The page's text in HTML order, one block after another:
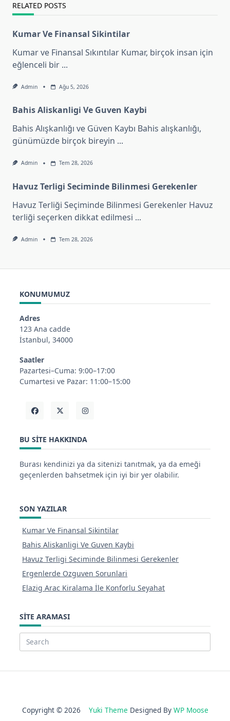
RELATED POSTS
Kumar Ve Finansal Sikintilar
Kumar ve Finansal Sıkıntılar Kumar, birçok insan için
eğlenceli bir ...
Admin Ağu 5, 2026
Bahis Aliskanligi Ve Guven Kaybi
Bahis Alışkanlığı ve Güven Kaybı Bahis alışkanlığı,
günümüzde birçok bireyin ...
Admin Tem 28, 2026
Havuz Terligi Seciminde Bilinmesi Gerekenler
Havuz Terliği Seçiminde Bilinmesi Gerekenler Havuz
terliği seçerken dikkat edilmesi ...
Admin Tem 28, 2026
KONUMUMUZ
Adres
123 Ana cadde
İstanbul, 34000
Saatler
Pazartesi–Cuma: 9:00–17:00
Cumartesi ve Pazar: 11:00–15:00
BU SITE HAKKINDA
Burası kendinizi ya da sitenizi tanıtmak, ya da emeği
geçenlerden bahsetmek için iyi bir yer olabilir.
SON YAZILAR
Kumar Ve Finansal Sikintilar
Bahis Aliskanligi Ve Guven Kaybi
Havuz Terligi Seciminde Bilinmesi Gerekenler
Ergenlerde Ozguven Sorunlari
Elazig Arac Kiralama İle Konforlu Seyahat
SITE ARAMASI
Search
Copyright © 2026 Yuki Theme Designed By WP Moose